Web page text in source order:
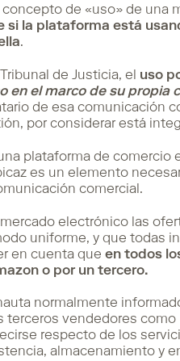
de «uso» de una
si la plataforma está
.
de Justicia, el uso
en el marco de su propia
de esa comunicación
por considerar está
plataforma de comercio
es un elemento
comercial.
electrónico las
uniforme, y que todas
en cuenta que en todos
o por un tercero.
normalmente
vendedores como
respecto de los
almacenamiento y